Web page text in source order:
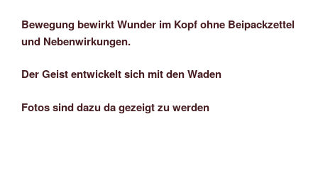
Bewegung bewirkt Wunder im Kopf ohne Beipackzettel
und Nebenwirkungen.
Der Geist entwickelt sich mit den Waden
Fotos sind dazu da gezeigt zu werden